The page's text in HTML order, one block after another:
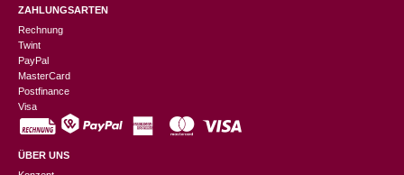
ZAHLUNGSARTEN
Rechnung
Twint
PayPal
MasterCard
Postfinance
Visa
ÜBER UNS